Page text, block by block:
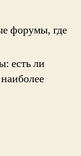
форумы, где
есть ли